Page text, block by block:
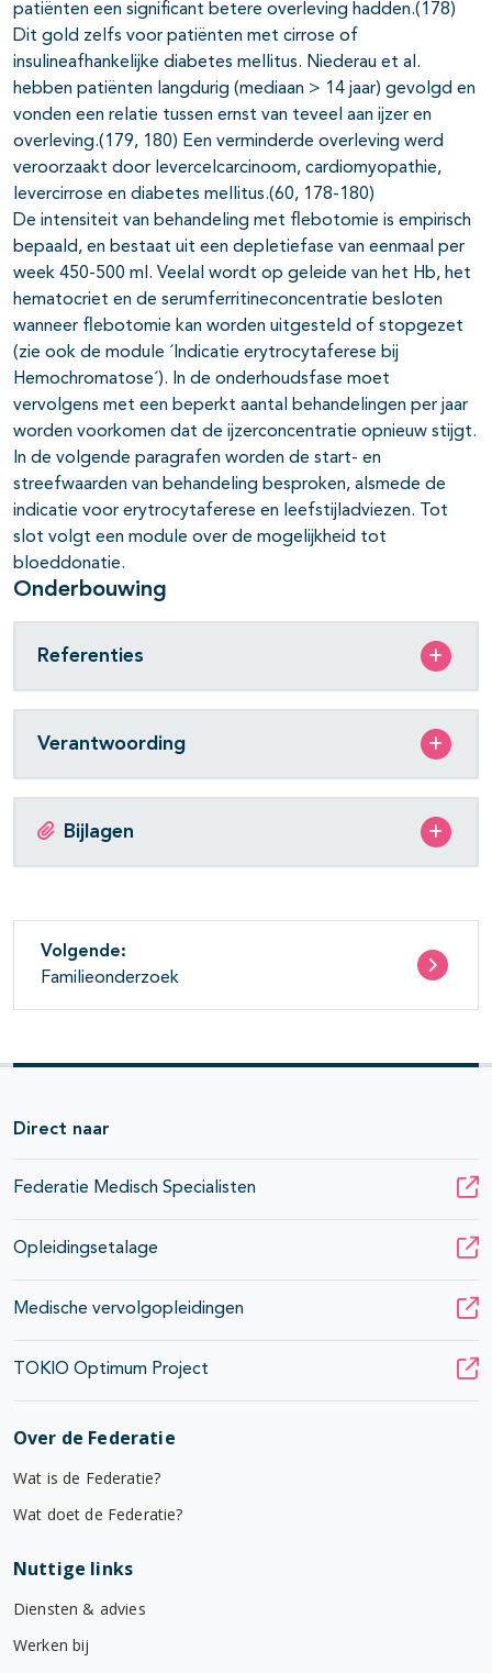
patiënten een significant betere overleving hadden.(178)
Dit gold zelfs voor patiënten met cirrose of
insulineafhankelijke diabetes mellitus. Niederau et al.
hebben patiënten langdurig (mediaan > 14 jaar) gevolgd en
vonden een relatie tussen ernst van teveel aan ijzer en
overleving.(179, 180) Een verminderde overleving werd
veroorzaakt door levercelcarcinoom, cardiomyopathie,
levercirrose en diabetes mellitus.(60, 178-180)
De intensiteit van behandeling met flebotomie is empirisch
bepaald, en bestaat uit een depletiefase van eenmaal per
week 450-500 ml. Veelal wordt op geleide van het Hb, het
hematocriet en de serumferritineconcentratie besloten
wanneer flebotomie kan worden uitgesteld of stopgezet
(zie ook de module ´Indicatie erytrocytaferese bij
Hemochromatose´). In de onderhoudsfase moet
vervolgens met een beperkt aantal behandelingen per jaar
worden voorkomen dat de ijzerconcentratie opnieuw stijgt.
In de volgende paragrafen worden de start- en
streefwaarden van behandeling besproken, alsmede de
indicatie voor erytrocytaferese en leefstijladviezen. Tot
slot volgt een module over de mogelijkheid tot
bloeddonatie.
Onderbouwing
Referenties
Verantwoording
Bijlagen
Volgende:
Familieonderzoek
Direct naar
Federatie Medisch Specialisten
Opleidingsetalage
Medische vervolgopleidingen
TOKIO Optimum Project
Over de Federatie
Wat is de Federatie?
Wat doet de Federatie?
Nuttige links
Diensten & advies
Werken bij